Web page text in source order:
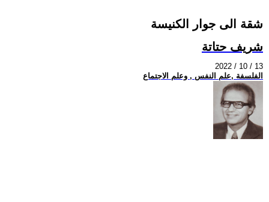
شقة الى جوار الكنيسة
شريف حتاتة
2022 / 10 / 13
الفلسفة ,علم النفس , وعلم الاجتماع